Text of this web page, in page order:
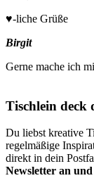
♥-liche Grüße
Birgit
Gerne mache ich
Tischlein deck
Du liebst kreative
regelmäßige
direkt in dein
Newsletter an